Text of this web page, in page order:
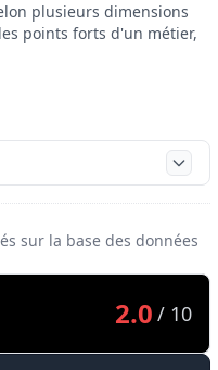
plusieurs dimensions
points forts d'un métier,
sur la base des données
2.0 / 10